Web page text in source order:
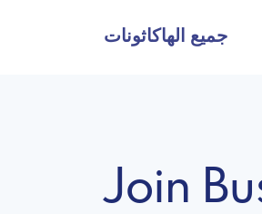
جميع الهاكاثونات
Join